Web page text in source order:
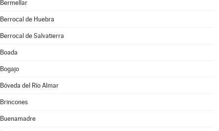
Bermellar
Berrocal de Huebra
Berrocal de Salvatierra
Boada
Bogajo
Bóveda del Río Almar
Brincones
Buenamadre